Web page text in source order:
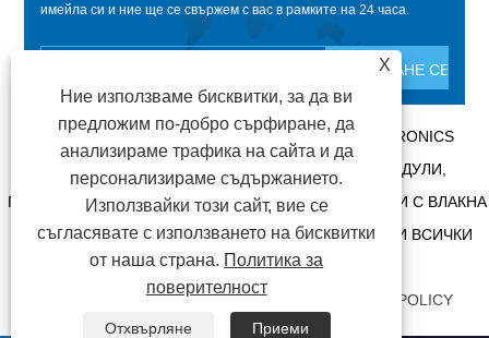
имейла си и ние ще се свържем с вас в рамките на 24 часа.
АВТОРСКО ПРАВО @ 2020 SHENZHEN BOX OPTRONICS
TECHNOLOGY CO., LTD. - КИТАЙ ОПТИЧНИ МОДУЛИ,
ПРОИЗВОДИТЕЛИ НА ОПТИЧНИ МОДУЛИ, СВЪРЗАНИ С ВЛАКНА
ЛАЗЕРИ, ДОСТАВЧИЦИ НА ЛАЗЕРНИ КОМПОНЕНТИ ВСИЧКИ
ПРАВА ЗАПАЗЕНИ.
SITEMAP|RSS| PRIVACY POLICY
X
Ние използваме бисквитки, за да ви
предложим по-добро сърфиране, да
анализираме трафика на сайта и да
персонализираме съдържанието.
Използвайки този сайт, вие се
съгласявате с използването на бисквитки
от наша страна. Политика за
поверителност
Отхвърляне Приеми